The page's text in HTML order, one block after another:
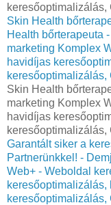
Skin Health
Health bőrterapeuta
marketing Komplex
havidíjas
Skin Health
marketing Komplex
havidíjas
Garantált siker a
Partnerünkkel! -
Web+ - Weboldal